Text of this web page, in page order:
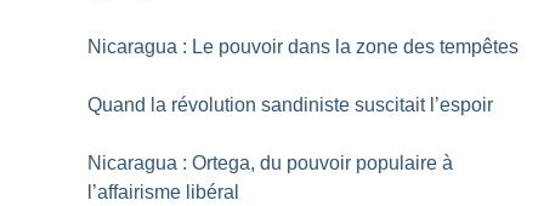
Nicaragua : Le pouvoir dans la zone des tempêtes
Quand la révolution sandiniste suscitait l’espoir
Nicaragua : Ortega, du pouvoir populaire à
l’affairisme libéral